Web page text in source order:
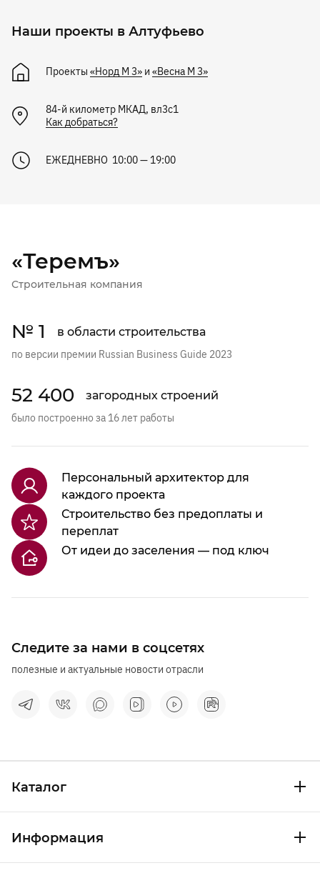
Наши проекты в Алтуфьево
Проекты «Норд М 3» и «Весна М 3»
84-й километр МКАД, вл3с1
Как добраться?
ЕЖЕДНЕВНО 10:00 — 19:00
«Теремъ»
Строительная компания
№ 1 в области строительства
по версии премии Russian Business Guide 2023
52 400 загородных строений
было построенно за 16 лет работы
Следите за нами в соцсетях
полезные и актуальные новости отрасли
Персональный архитектор для
каждого проекта
Строительство без предоплаты и
переплат
От идеи до заселения — под ключ
Каталог
Информация